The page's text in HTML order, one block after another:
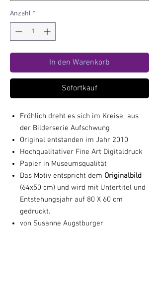
Anzahl *
In den Warenkorb
Sofortkauf
Fröhlich dreht es sich im Kreise aus
der Bilderserie Aufschwung
Original entstanden im Jahr 2010
Hochqualitativer Fine Art Digitaldruck
Papier in Museumsqualität
Das Motiv entspricht dem Originalbild
(64x50 cm) und wird mit Untertitel und
Entstehungsjahr auf 80 X 60 cm
gedruckt.
von Susanne Augstburger